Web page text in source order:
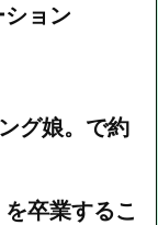
ョン
グ娘。で約
卒業するこ